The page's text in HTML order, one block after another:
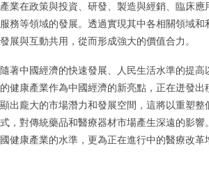
產業在政策與投資、研發、製造與經銷、臨床應
服務等領域的發展。透過實現其中各相關領域和
發展與互動共用，從而形成強大的價值合力。
隨著中國經濟的快速發展、人民生活水準的提高
的健康產業作為中國經濟的新亮點，正在迸發
顯出龐大的市場潛力和發展空間，這將以重塑整
式，對傳統藥品和醫療器材市場產生深遠的影響
國健康產業的水準，更為正在進行中的醫療改革